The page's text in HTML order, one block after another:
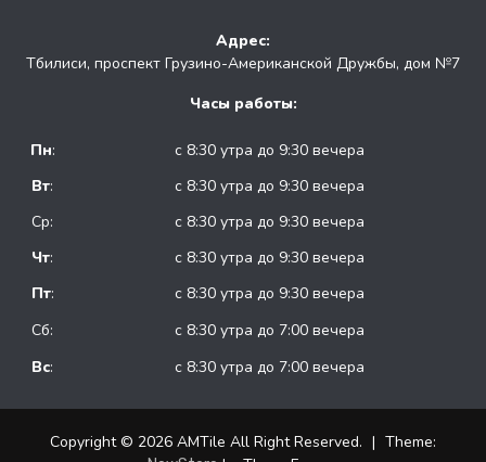
Адрес:
Тбилиси, проспект Грузино-Американской Дружбы, дом №7
Часы работы:
Пн:
с 8:30 утра до 9:30 вечера
Вт:
с 8:30 утра до 9:30 вечера
Ср:
с 8:30 утра до 9:30 вечера
Чт:
с 8:30 утра до 9:30 вечера
Пт:
с 8:30 утра до 9:30 вечера
Сб:
с 8:30 утра до 7:00 вечера
Вс: с 8:30 утра до 7:00 вечера
Copyright © 2026 AMTile All Right Reserved. | Theme: